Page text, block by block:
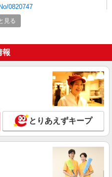
0820747
ター等
＊車・バイク通勤OK
詳細を見る
0903085
ーなど
通費全額支給
＊車・バイク通勤OK
詳細を見る
見る
報
とりあえずキープ